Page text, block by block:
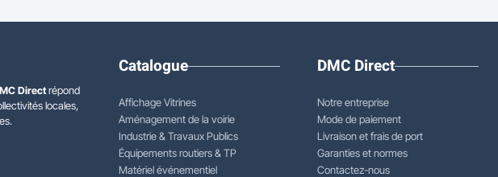
Directrépond
locales,
Catalogue
Affichage Vitrines
Aménagement de la voirie
Industrie & Travaux Publics
Équipements routiers & TP
Matériel événementiel
DMC Direct
Notre entreprise
Mode de paiement
Livraison et frais de port
Garanties et normes
Contactez-nous